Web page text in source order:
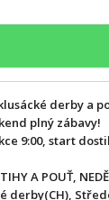
derby a
plný zábavy!
9:00, start
A POUŤ,
derby(CH),